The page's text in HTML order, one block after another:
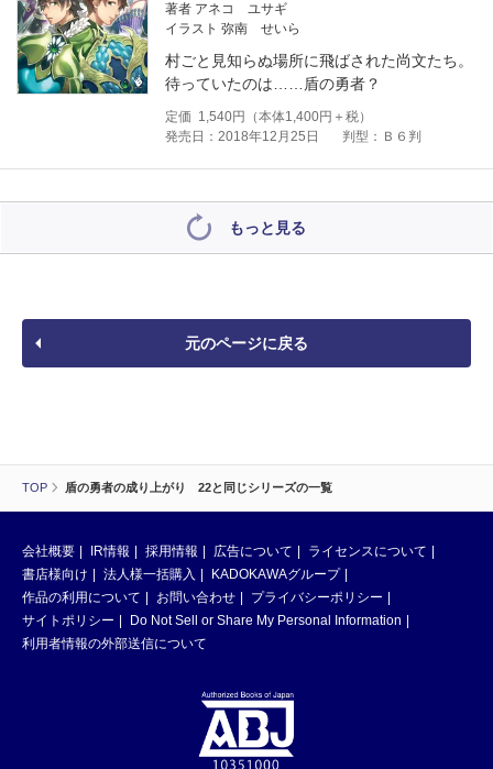
TOP 盾の勇者の成り上がり 22と同じシリーズの一覧
著者 アネコ ユサギ
イラスト 弥南 せいら
村ごと見知らぬ場所に飛ばされた尚文たち。
待っていたのは……盾の勇者？
定価 1,540円（本体1,400円＋税）
発売日：2018年12月25日
判型：Ｂ６判
もっと見る
元のページに戻る
会社概要 IR情報 採用情報 広告について
ライセンスについて
書店様向け
法人様一括購入
KADOKAWAグループ
作品の利用について
お問い合わせ
プライバシーポリシー
サイトポリシー
Do Not Sell or Share My Personal Information
利用者情報の外部送信について